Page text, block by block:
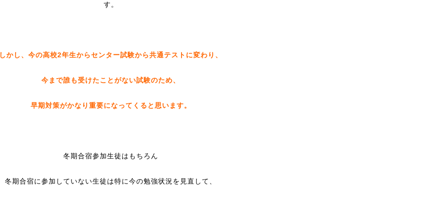
す。
かし、今の高校2年生からセンター試験から共通テストに変わり、
今まで誰も受けたことがない試験のため、
早期対策がかなり重要になってくると思います。
冬期合宿参加生徒はもちろん
冬期合宿に参加していない生徒は特に今の勉強状況を見直して、